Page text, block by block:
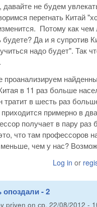
давайте не будем
перегнать Китай
Потому как
будете? Да и я супротив
надо будет". Так
проанализируем
в 11 раз больше
тратит в шесть раз
примерно в
получает в пару
что там профессоров
чем у нас?
Log in or
опоздали - 2
priven on ср, 22/08/2012 -